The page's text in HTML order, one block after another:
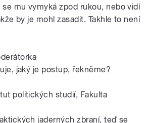
mu vymyká zpod rukou, nebo vidí
by je mohl zasadit. Takhle to není
jaký je postup, řekněme?
politických studií, Fakulta
jaderných zbraní, teď se